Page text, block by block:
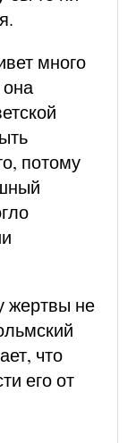
много
потому
жертвы не
что
его от